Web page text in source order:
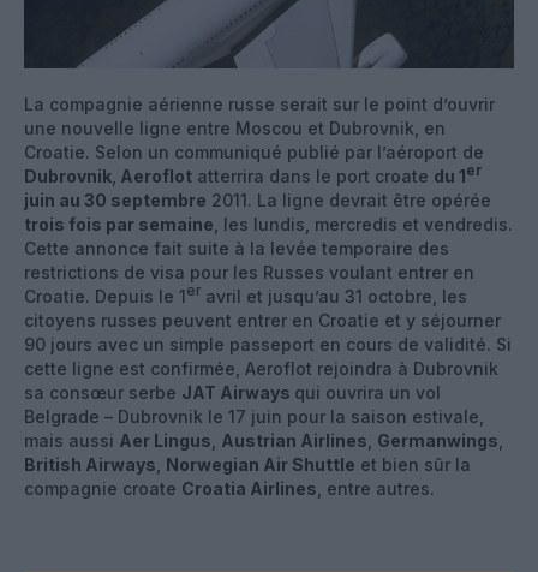
La compagnie aérienne russe serait sur le point d’ouvrir
une nouvelle ligne entre Moscou et Dubrovnik, en
Croatie. Selon un communiqué publié par l’aéroport de
Dubrovnik Aeroflot atterrira dans le port croate du 1er
juin au 30 septembre 2011. La ligne devrait être opérée
trois fois par semaine , les lundis, mercredis et vendredis.
Cette annonce fait suite à la levée temporaire des
restrictions de visa pour les Russes voulant entrer en
Croatie. Depuis le 1er avril et jusqu’au 31 octobre, les
citoyens russes peuvent entrer en Croatie et y séjourner
90 jours avec un simple passeport en cours de validité. Si
cette ligne est confirmée, Aeroflot rejoindra à Dubrovnik
sa consœur serbe JAT Airways qui ouvrira un vol
Belgrade – Dubrovnik le 17 juin pour la saison estivale,
mais aussi Aer Lingus Austrian Airlines Germanwings
British Airways Norwegian Air Shuttle et bien sûr la
compagnie croate Croatia Airlines , entre autres.